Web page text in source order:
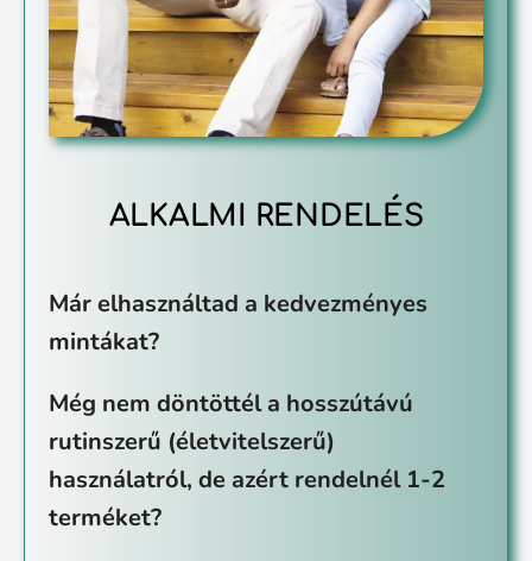
ALKALMI RENDELÉS
Már elhasználtad a kedvezményes
mintákat?
Még nem döntöttél a hosszútávú
rutinszerű (életvitelszerű)
használatról, de azért rendelnél 1-2
terméket?